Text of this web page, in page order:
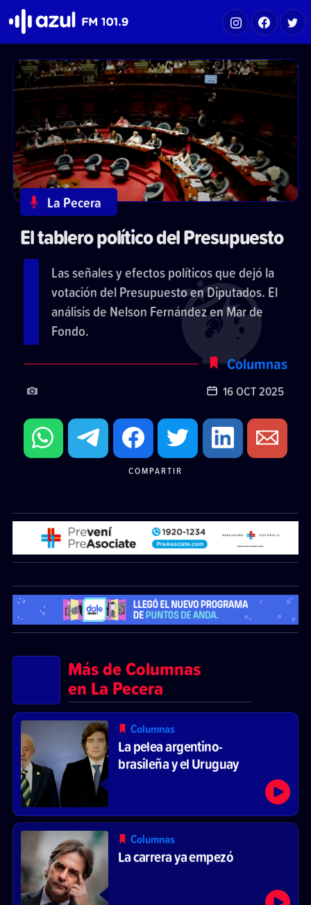
La Pecera
El tablero político del Presupuesto
Las señales y efectos políticos que dejó la
votación del Presupuesto en Diputados. El
análisis de Nelson Fernández en Mar de
Fondo.
Columnas
16 OCT 2025
COMPARTIR
Más de Columnas
en La Pecera
Columnas
La pelea argentino-
brasileña y el Uruguay
Columnas
La carrera ya empezó